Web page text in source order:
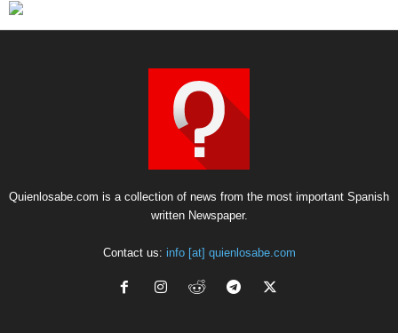
Quienlosabe.com is a collection of news from the most important Spanish
written Newspaper.
Contact us: info [at] quienlosabe.com